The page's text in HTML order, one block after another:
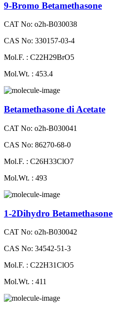
9-Bromo Betamethasone
CAT No: o2h-B030038
CAS No: 330157-03-4
Mol.F. : C22H29BrO5
Mol.Wt. : 453.4
Betamethasone di Acetate
CAT No: o2h-B030041
CAS No: 86270-68-0
Mol.F. : C26H33ClO7
Mol.Wt. : 493
1-2Dihydro Betamethasone
CAT No: o2h-B030042
CAS No: 34542-51-3
Mol.F. : C22H31ClO5
Mol.Wt. : 411